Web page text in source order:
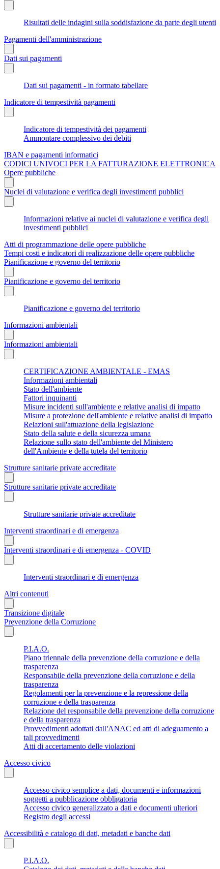
Risultati delle indagini sulla soddisfazione da parte degli utenti
Pagamenti dell'amministrazione
Dati sui pagamenti
Dati sui pagamenti - in formato tabellare
Indicatore di tempestività pagamenti
Indicatore di tempestività dei pagamenti
Ammontare complessivo dei debiti
IBAN e pagamenti informatici
CODICI UNIVOCI PER LA FATTURAZIONE ELETTRONICA
Opere pubbliche
Nuclei di valutazione e verifica degli investimenti pubblici
Informazioni relative ai nuclei di valutazione e verifica degli
investimenti pubblici
Atti di programmazione delle opere pubbliche
Tempi costi e indicatori di realizzazione delle opere pubbliche
Pianificazione e governo del territorio
Pianificazione e governo del territorio
Pianificazione e governo del territorio
Informazioni ambientali
Informazioni ambientali
CERTIFICAZIONE AMBIENTALE - EMAS
Informazioni ambientali
Stato dell'ambiente
Fattori inquinanti
Misure incidenti sull'ambiente e relative analisi di impatto
Misure a protezione dell'ambiente e relative analisi di impatto
Relazioni sull'attuazione della legislazione
Stato della salute e della sicurezza umana
Relazione sullo stato dell'ambiente del Ministero
dell'Ambiente e della tutela del territorio
Strutture sanitarie private accreditate
Strutture sanitarie private accreditate
Strutture sanitarie private accreditate
Interventi straordinari e di emergenza
Interventi straordinari e di emergenza - COVID
Interventi straordinari e di emergenza
Altri contenuti
Transizione digitale
Prevenzione della Corruzione
P.I.A.O.
Piano triennale della prevenzione della corruzione e della
trasparenza
Responsabile della prevenzione della corruzione e della
trasparenza
Regolamenti per la prevenzione e la repressione della
corruzione e della trasparenza
Relazione del responsabile della prevenzione della corruzione
e della trasparenza
Provvedimenti adottati dall'ANAC ed atti di adeguamento a
tali provvedimenti
Atti di accertamento delle violazioni
Accesso civico
Accesso civico semplice a dati, documenti e informazioni
soggetti a pubblicazione obbligatoria
Accesso civico generalizzato a dati e documenti ulteriori
Registro degli accessi
Accessibilità e catalogo di dati, metadati e banche dati
P.I.A.O.